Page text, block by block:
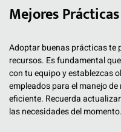
Mejores Prácticas
Adoptar buenas prácticas te
recursos. Es fundamental
con tu equipo y establezcas
empleados para el manejo
eficiente. Recuerda
las necesidades del momento.